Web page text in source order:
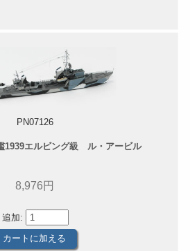
PN07126
1939エルビング級 ル・アービル
8,976円
追加: